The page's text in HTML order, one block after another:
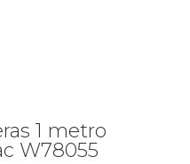
1 metro
W78055